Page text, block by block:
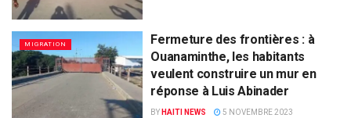
MIGRATION
Fermeture des frontières : à
Ouanaminthe, les habitants
veulent construire un mur en
réponse à Luis Abinader
BY HAITI NEWS 5 NOVEMBRE 2023